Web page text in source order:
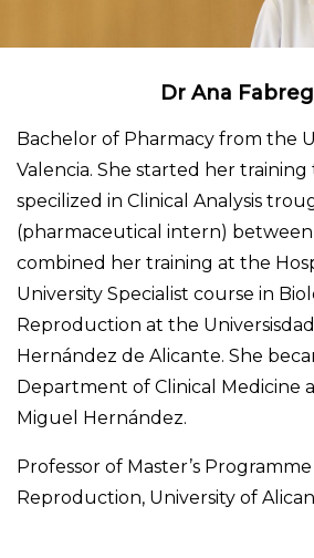
Dr Ana
Bachelor of Pharmacy from the
Valencia. She started her
specilized in Clinical Analysis
(pharmaceutical intern)
combined her training at the
University Specialist course in
Reproduction at the
Hernández de Alicante. She
Department of Clinical Medicine
Miguel Hernández.
Professor of Master’s
Reproduction, University of